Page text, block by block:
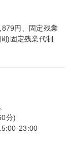
円、固定残業
)固定残業代制
分)
23:00